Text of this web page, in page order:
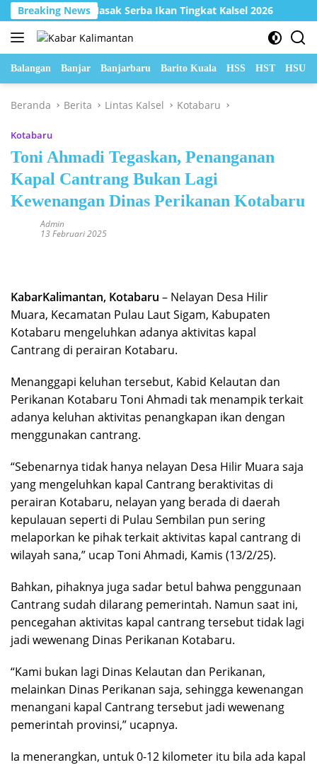
Langsung
ke
konten
Breaking News
Lomba Masak Serba Ikan Tingkat Kalsel 2026
Balangan Banjar Banjarbaru Barito Kuala HSS HST HSU
Beranda Berita Lintas Kalsel Kotabaru
Kotabaru
Toni Ahmadi Tegaskan, Penanganan
Kapal Cantrang Bukan Lagi
Kewenangan Dinas Perikanan Kotabaru
Admin
13 Februari 2025
KabarKalimantan, Kotabaru – Nelayan Desa Hilir
Muara, Kecamatan Pulau Laut Sigam, Kabupaten
Kotabaru mengeluhkan adanya aktivitas kapal
Cantrang di perairan Kotabaru.
Menanggapi keluhan tersebut, Kabid Kelautan dan
Perikanan Kotabaru Toni Ahmadi tak menampik terkait
adanya keluhan aktivitas penangkapan ikan dengan
menggunakan cantrang.
“Sebenarnya tidak hanya nelayan Desa Hilir Muara saja
yang mengeluhkan kapal Cantrang beraktivitas di
perairan Kotabaru, nelayan yang berada di daerah
kepulauan seperti di Pulau Sembilan pun sering
melaporkan ke pihak terkait aktivitas kapal cantrang di
wilayah sana,” ucap Toni Ahmadi, Kamis (13/2/25).
Bahkan, pihaknya juga sadar betul bahwa penggunaan
Cantrang sudah dilarang pemerintah. Namun saat ini,
pencegahan aktivitas kapal cantrang tersebut tidak lagi
jadi wewenang Dinas Perikanan Kotabaru.
“Kami bukan lagi Dinas Kelautan dan Perikanan,
melainkan Dinas Perikanan saja, sehingga kewenangan
menangani kapal Cantrang tersebut jadi wewenang
pemerintah provinsi,” ucapnya.
Ia menerangkan, untuk 0-12 kilometer itu bila ada kapal